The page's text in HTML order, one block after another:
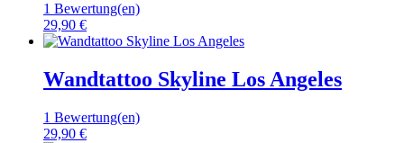
1 Bewertung(en)
29,90 €
Wandtattoo Skyline Los Angeles
1 Bewertung(en)
29,90 €